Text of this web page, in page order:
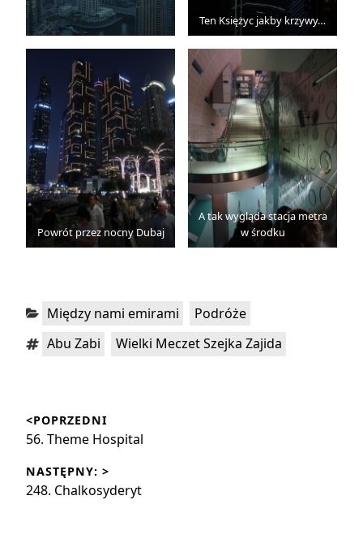
Ten Księżyc jakby krzywy…
Powrót przez nocny Dubaj
A tak wygląda stacja metra
w środku
Kategorie:
Między nami emirami
Podróże
Tagi:Abu Zabi Wielki Meczet Szejka Zajida
wpisu
<POPRZEDNI
Poprzedni
56. Theme Hospital
NASTĘPNY: >
Następny
248. Chalkosyderyt